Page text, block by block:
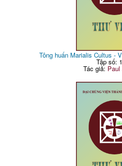
Tông huấn Marialis Cultus -
Tập số:
Tác giả: